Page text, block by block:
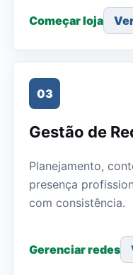
Começar loja
03
Gestão de
Planejamento,
presença
com consistência.
Gerenciar redes